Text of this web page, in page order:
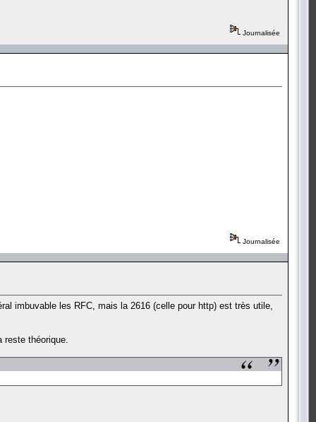
Journalisée
Journalisée
imbuvable les RFC, mais la 2616 (celle pour http) est très utile,
théorique.